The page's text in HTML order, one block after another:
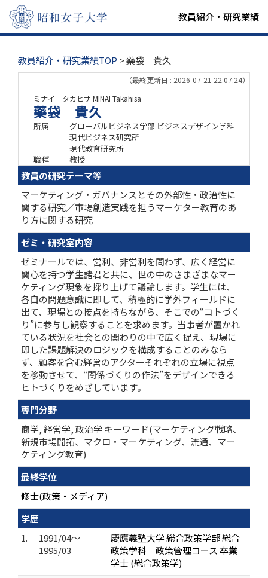
教員紹介・研究業績
教員紹介・研究業績TOP > 藥袋 貴久
（最終更新日 : 2026-07-21 22:07:24）
ミナイ タカヒサ MINAI Takahisa
藥袋 貴久
所属
グローバルビジネス学部 ビジネスデザイン学科
現代ビジネス研究所
現代教育研究所
職種
教授
教員の研究テーマ等
マーケティング・ガバナンスとその外部性・政治性に
関する研究／市場創造実践を担うマーケター教育のあ
り方に関する研究
ゼミ・研究室内容
ゼミナールでは、営利、非営利を問わず、広く経営に
関心を持つ学生諸君と共に、世の中のさまざまなマー
ケティング現象を採り上げて議論します。学生には、
各自の問題意識に即して、積極的に学外フィールドに
出て、現場との接点を持ちながら、そこでの“コトづく
り”に参与し観察することを求めます。当事者が置かれ
ている状況を社会との関わりの中で広く捉え、現場に
即した課題解決のロジックを構成することのみなら
ず、顧客を含む経営のアクターそれぞれの立場に視点
を移動させて、“関係づくりの作法”をデザインできる
ヒトづくりをめざしています。
専門分野
商学, 経営学, 政治学 キーワード(マーケティング戦略、
新規市場開拓、マクロ・マーケティング、流通、マー
ケティング教育)
最終学位
修士(政策・メディア)
学歴
1.
1991/04～
1995/03
慶應義塾大学 総合政策学部 総合
政策学科 政策管理コース 卒業
学士 (総合政策学)